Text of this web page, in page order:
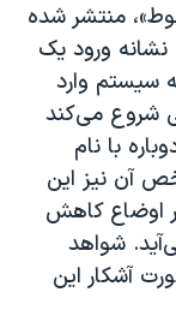
منتشر شده
ورود یک
سیستم وارد
شروع می‌کند
با نام
آن نیز این
اوضاع کاهش
شواهد
آشکار این